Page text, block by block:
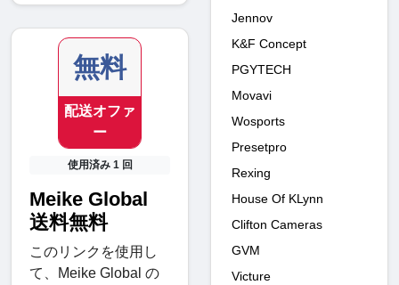
無料
配送オファ
ー
使用済み 1 回
Meike Global
送料無料
このリンクを使用し
て、Meike Global の
Jennov
K&F Concept
PGYTECH
Movavi
Wosports
Presetpro
Rexing
House Of KLynn
Clifton Cameras
GVM
Victure